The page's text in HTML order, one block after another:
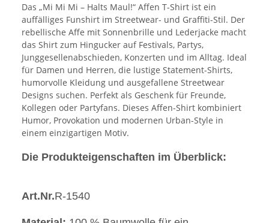
Das „Mi Mi Mi – Halts Maul!“ Affen T-Shirt ist ein
auffälliges Funshirt im Streetwear- und Graffiti-Stil. Der
rebellische Affe mit Sonnenbrille und Lederjacke macht
das Shirt zum Hingucker auf Festivals, Partys,
Junggesellenabschieden, Konzerten und im Alltag. Ideal
für Damen und Herren, die lustige Statement-Shirts,
humorvolle Kleidung und ausgefallene Streetwear
Designs suchen. Perfekt als Geschenk für Freunde,
Kollegen oder Partyfans. Dieses Affen-Shirt kombiniert
Humor, Provokation und modernen Urban-Style in
einem einzigartigen Motiv.
Die Produkteigenschaften im Überblick:
Art.Nr.R-1540